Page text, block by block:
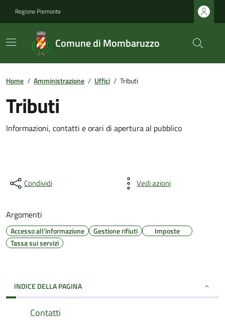
Regione Piemonte
Comune di Mombaruzzo
Home / Amministrazione / Uffici / Tributi
Tributi
Informazioni, contatti e orari di apertura al pubblico
Condividi Vedi azioni
Argomenti
Accesso all'informazione Gestione rifiuti
Imposte
Tassa sui servizi
INDICE DELLA PAGINA
Contatti